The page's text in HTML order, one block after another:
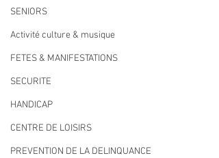
SENIORS
Activité culture & musique
FETES & MANIFESTATIONS
SECURITE
HANDICAP
CENTRE DE LOISIRS
PREVENTION DE LA DELINQUANCE